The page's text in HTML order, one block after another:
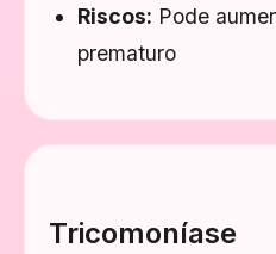
Riscos: Pode
prematuro
Tricomoníase